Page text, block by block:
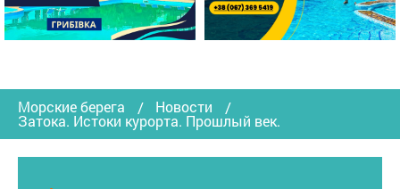
Морские берега Новости
Затока. Истоки курорта. Прошлый век.